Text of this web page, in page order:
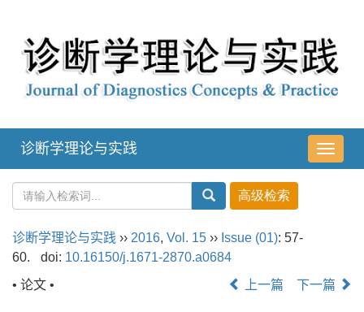
导
航
诊断学理论与实践
诊断学理论与实践 ›› 2016, Vol. 15 ›› Issue (01): 57-
60.
doi: 10.16150/j.1671-2870.a0684
• 论文 •
上一篇 下一篇